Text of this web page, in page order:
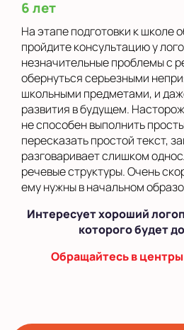
6 лет
На этапе подготовки к школе
пройдите консультацию у
незначительные проблемы с
обернуться серьезными
школьными предметами, и
развития в будущем.
не способен выполнить
пересказать простой текст,
разговаривает слишком
речевые структуры. Очень
ему нужны в начальном
Интересует хороший
которого будет
Обращайтесь в